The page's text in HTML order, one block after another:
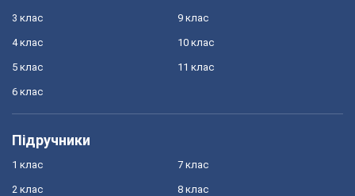
3 клас
4 клас
5 клас
6 клас
9 клас
10 клас
11 клас
Підручники
1 клас
2 клас
7 клас
8 клас